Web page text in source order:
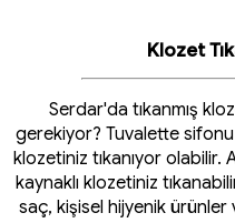
Klozet
Serdar'da tıkanmış
gerekiyor? Tuvalette
klozetiniz tıkanıyor olabilir.
kaynaklı klozetiniz
saç, kişisel hijyenik